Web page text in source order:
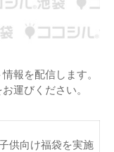
報を配信します。
運びください。
供向け福袋を実施